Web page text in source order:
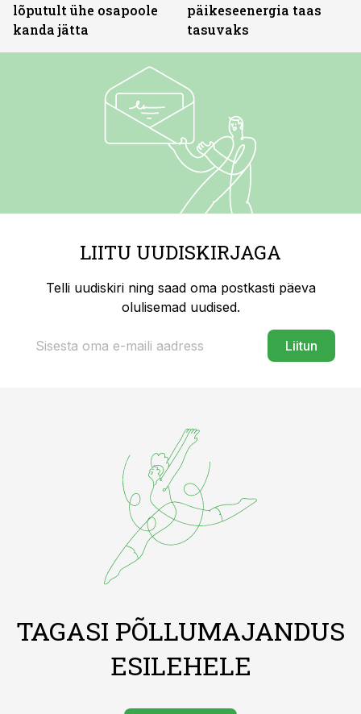
lõputult ühe osapoole
kanda jätta
päikeseenergia taas
tasuvaks
LIITU UUDISKIRJAGA
Telli uudiskiri ning saad oma postkasti päeva
olulisemad uudised.
Liitun
TAGASI PÕLLUMAJANDUS
ESILEHELE